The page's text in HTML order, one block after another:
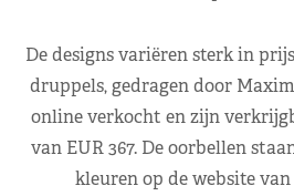
De designs variëren sterk in
druppels, gedragen door
online verkocht en zijn
van EUR 367. De oorbellen
kleuren op de website van